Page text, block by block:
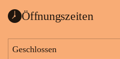
Öffnungszeiten
Geschlossen